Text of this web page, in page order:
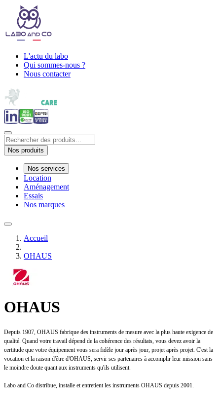
L'actu du labo
Qui sommes-nous ?
Nous contacter
Nos produits
Nos services
Location
Aménagement
Essais
Nos marques
Accueil
OHAUS
OHAUS
Depuis 1907, OHAUS fabrique des instruments de mesure avec la plus haute exigence de
qualité. Quand votre travail dépend de la cohérence des résultats, vous devez avoir la
certitude que votre équipement vous sera fidèle jour après jour, projet après projet. C'est la
vocation et la raison d'être d'OHAUS, servir ses partenaires à accomplir leur mission sans
le moindre doute quant aux instruments qu'ils utilisent.
Labo and Co distribue, installe et entretient les instruments OHAUS depuis 2001.